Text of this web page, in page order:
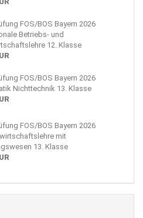
FOS/BOS Bayern 2026
Betriebs- und
12. Klasse
FOS/BOS Bayern 2026
Nichttechnik 13. Klasse
FOS/BOS Bayern 2026
mit
13. Klasse